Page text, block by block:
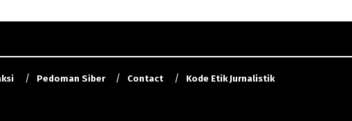
Pedoman Siber Contact Kode Etik Jurnalistik